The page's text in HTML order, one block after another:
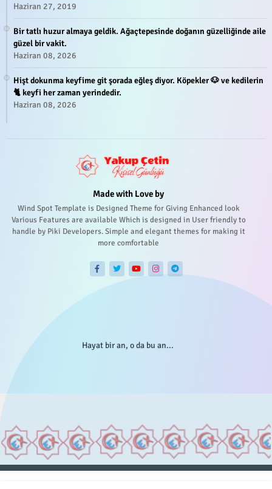
Haziran 27, 2019
Bir tatlı huzur almaya geldik. Ağaçtepesinde doğanın güzelliğinde aile
güzel bir vakit.
Haziran 08, 2026
Hişt dokunma keyfime git şorada eğleş diyor. Köpekler 🐶 ve kedilerin
🐈 keyfi her zaman yerindedir.
Haziran 08, 2026
Made with Love by
Wind Spot Template is Designed Theme for Giving Enhanced look
Various Features are available Which is designed in User friendly to
handle by Piki Developers. Simple and elegant themes for making it
more comfortable
Hayat bir an, o da bu an...